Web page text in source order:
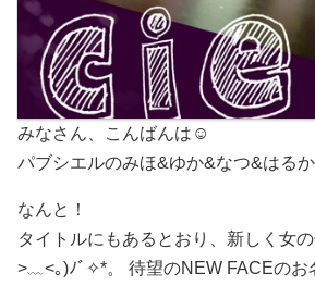
みなさん、こんばんは☺
パブシエルのみほ&ゆか&なつ&はる
なんと！
タイトルにもあるとおり、新しく女
>﹏<｡)ﾉﾞ✧*。 待望のNEW FACEのお